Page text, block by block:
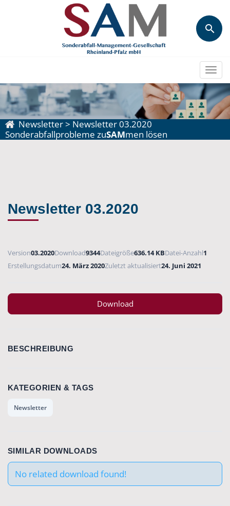
Newsletter> Newsletter 03.2020
Sonderabfallprobleme zuSAMmen lösen
Newsletter 03.2020
Version03.2020Download9344Dateigröße636.14 KBDatei-Anzahl1
Erstellungsdatum24. März 2020Zuletzt aktualisiert24. Juni 2021
Download
BESCHREIBUNG
KATEGORIEN & TAGS
Newsletter
SIMILAR DOWNLOADS
No related download found!